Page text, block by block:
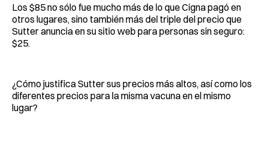
Los $85 no sólo fue mucho más de lo que Cigna pagó en
otros lugares, sino también más del triple del precio que
Sutter anuncia en su sitio web para personas sin seguro:
$25.
¿Cómo justifica Sutter sus precios más altos, así como los
diferentes precios para la misma vacuna en el mismo
lugar?